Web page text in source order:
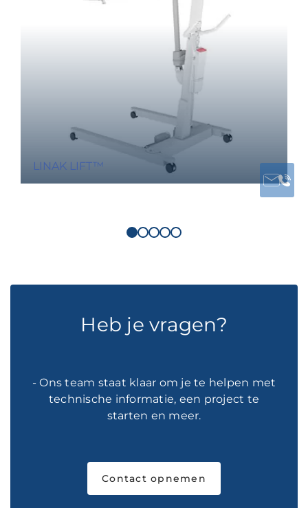
LINAK LIFT™
Heb je vragen?
- Ons team staat klaar om je te helpen met
technische informatie, een project te
starten en meer.
Contact opnemen